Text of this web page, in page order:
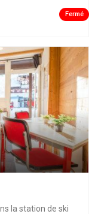
Fermé
la station de ski